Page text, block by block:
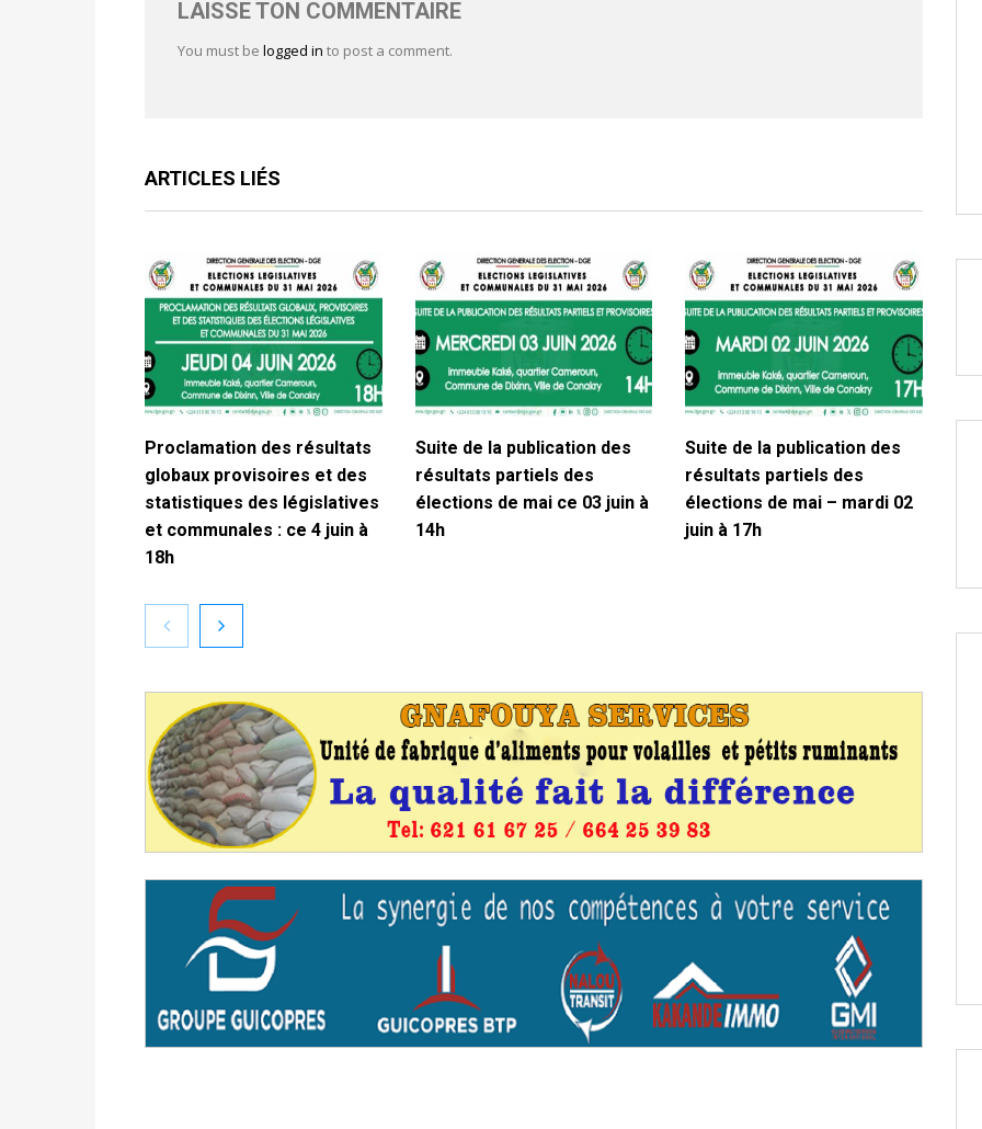
LAISSE TON COMMENTAIRE
You must be logged in to post a comment.
ARTICLES LIÉS
Proclamation des résultats
globaux provisoires et des
statistiques des législatives
et communales : ce 4 juin à
18h
Suite de la publication des
résultats partiels des
élections de mai ce 03 juin à
14h
Suite de la publication des
résultats partiels des
élections de mai – mardi 02
juin à 17h